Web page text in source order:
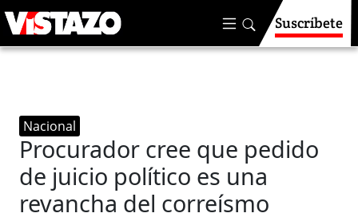
Suscríbete
Nacional
Procurador cree que pedido
de juicio político es una
revancha del correísmo